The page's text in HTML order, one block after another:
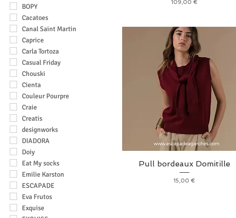
BOPY
Cacatoes
Canal Saint Martin
Caprice
Carla Tortoza
Casual Friday
Chouski
Cienta
Couleur Pourpre
Craie
Creatis
designworks
DIADORA
Doiy
Eat My socks
Emilie Karston
ESCAPADE
Eva Frutos
Exquise
Prix
109,00 €
Pull bordeaux Domitille
Prix
15,00 €